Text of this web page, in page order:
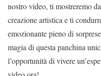
nostro video, ti mostreremo
creazione artistica e ti
emozionante pieno di
magia di questa panchina
l’opportunità di vivere